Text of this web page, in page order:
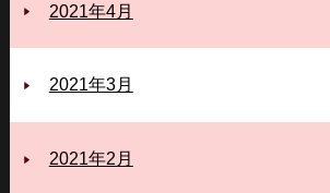
2021年4月
2021年3月
2021年2月